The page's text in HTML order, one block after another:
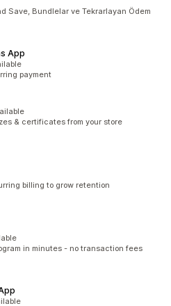
Save, Bundlelar ve Tekrarlayan Ödem
App
payment
& certificates from your store
billing to grow retention
in minutes - no transaction fees